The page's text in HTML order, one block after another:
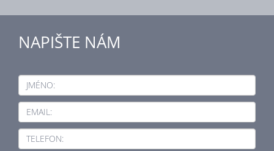
NAPIŠTE NÁM
JMÉNO:
EMAIL:
TELEFON: